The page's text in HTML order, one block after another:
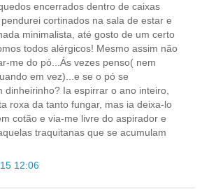
encerrados dentro de caixas
cortinados na sala de estar e
minimalista, até gosto de um certo
todos alérgicos! Mesmo assim não
me do pó...Ás vezes penso( nem
em vez)...e se o pó se
dinheirinho? Ia espirrar o ano inteiro,
roxa da tanto fungar, mas ia deixa-lo
cotão e via-me livre do aspirador e
traquitanas que se acumulam
12:06